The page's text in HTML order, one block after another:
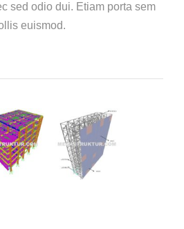
sed odio dui. Etiam porta sem
euismod.